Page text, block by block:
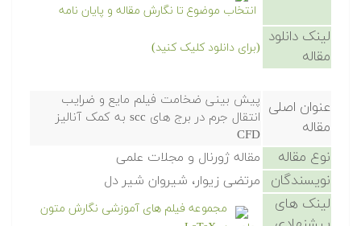
انتخاب موضوع تا نگارش مقاله و پایان نامه
لینک دانلود
مقاله
(برای دانلود کلیک کنید)
عنوان اصلی
مقاله
پیش بینی ضخامت فیلم مایع و ضرایب
انتقال جرم در برج های scc به کمک آنالیز
CFD
نوع مقاله مقاله ژورنال و مجلات علمی
نویسندگان مرتضی زیوار، شیروان شیر دل
لینک های
مجموعه فیلم های آموزشی نگارش متون